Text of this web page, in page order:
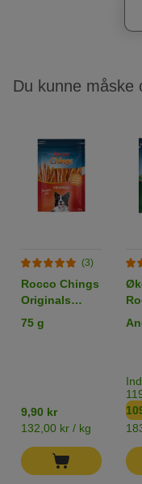
Du kunne
(3)
Rocco Chings
Originals
Kyllingebryst i
strimler
75 g
9,90 kr
132,00 kr / kg